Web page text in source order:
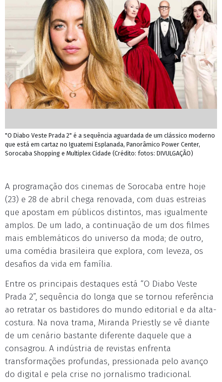
"O Diabo Veste Prada 2" é a sequência aguardada de um clássico moderno
que está em cartaz no Iguatemi Esplanada, Panorâmico Power Center,
Sorocaba Shopping e Multiplex Cidade (Crédito: fotos: DIVULGAÇÃO)
A programação dos cinemas de Sorocaba entre hoje
(23) e 28 de abril chega renovada, com duas estreias
que apostam em públicos distintos, mas igualmente
amplos. De um lado, a continuação de um dos filmes
mais emblemáticos do universo da moda; de outro,
uma comédia brasileira que explora, com leveza, os
desafios da vida em família.
Entre os principais destaques está “O Diabo Veste
Prada 2”, sequência do longa que se tornou referência
ao retratar os bastidores do mundo editorial e da alta-
costura. Na nova trama, Miranda Priestly se vê diante
de um cenário bastante diferente daquele que a
consagrou. A indústria de revistas enfrenta
transformações profundas, pressionada pelo avanço
do digital e pela crise no jornalismo tradicional.